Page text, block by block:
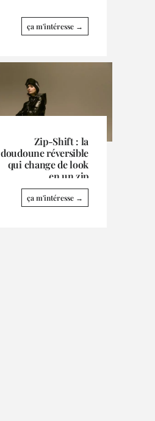
ça m'intéresse →
Zip-Shift : la
doudoune réversible
qui change de look
en un zip
ça m'intéresse →